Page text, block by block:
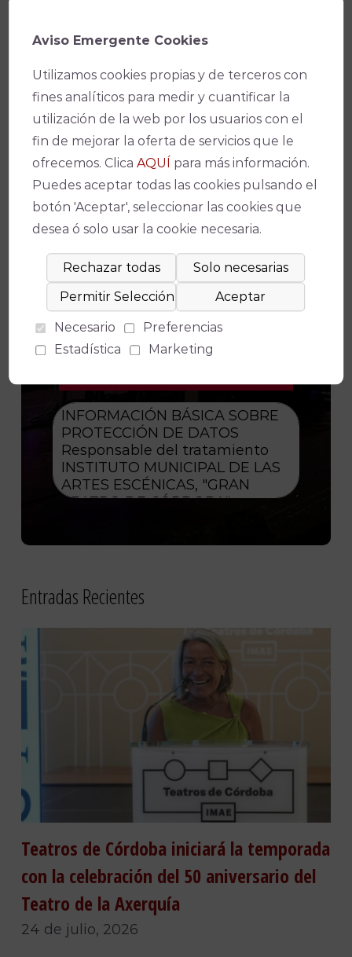
Suscríbete a nuestro boletín para
estar al día de la actualidad y de los
últimos espectáculos.
Consiento el uso de mis datos
para los fines indicados en la política
de privacidadPOLÍTICA DE
Consiento el uso de mis datos
personales para recibir publicidad de
su entidad.
Entradas Recientes
Teatros de Córdoba iniciará la temporada
con la celebración del 50 aniversario del
Teatro de la Axerquía
24 de julio, 2026
Aviso Emergente Cookies
Utilizamos cookies propias y de terceros con
fines analíticos para medir y cuantificar la
utilización de la web por los usuarios con el
fin de mejorar la oferta de servicios que le
ofrecemos. ClicaAQUÍ para más información.
Puedes aceptar todas las cookies pulsando el
botón 'Aceptar', seleccionar las cookies que
desea ó solo usar la cookie necesaria.
Necesario
Preferencias
Estadística
Marketing